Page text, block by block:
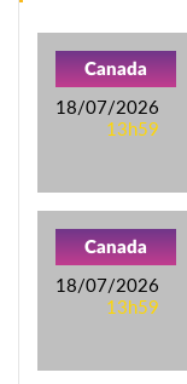
Canada
18/07/2026
13h59
Canada
18/07/2026
13h59